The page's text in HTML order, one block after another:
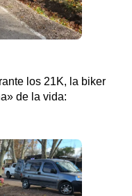
los 21K, la biker
de la vida: